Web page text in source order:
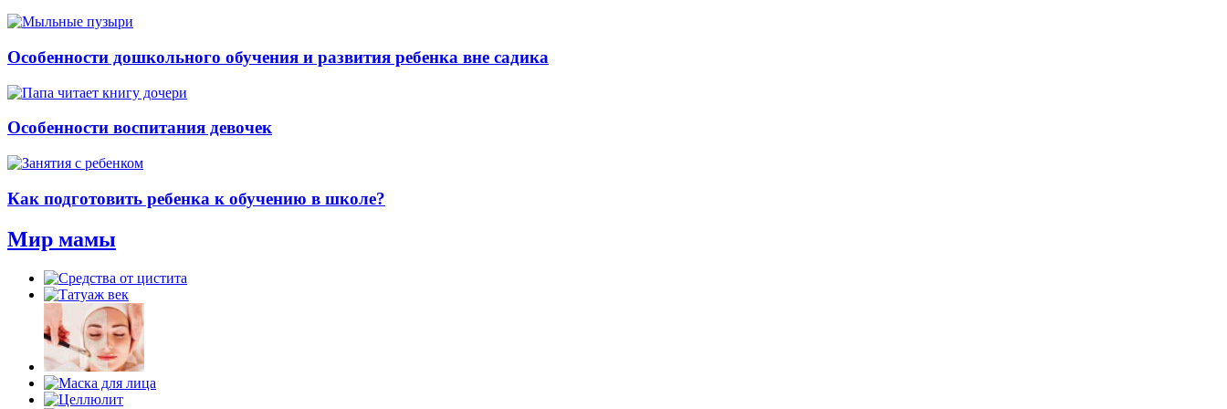
Особенности дошкольного обучения и развития ребенка вне садика
Особенности воспитания девочек
Как подготовить ребенка к обучению в школе?
Мир мамы